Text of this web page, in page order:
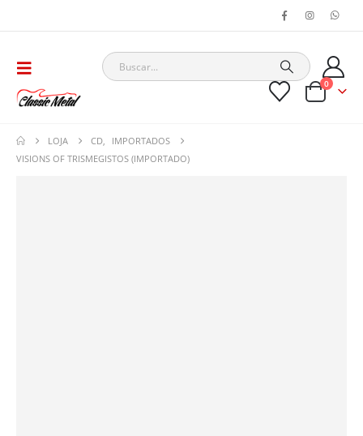
0
LOJA CD
IMPORTADOS
VISIONS OF TRISMEGISTOS (IMPORTADO)